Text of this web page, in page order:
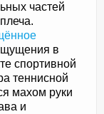
частей
в
спортивной
теннисной
махом руки
и